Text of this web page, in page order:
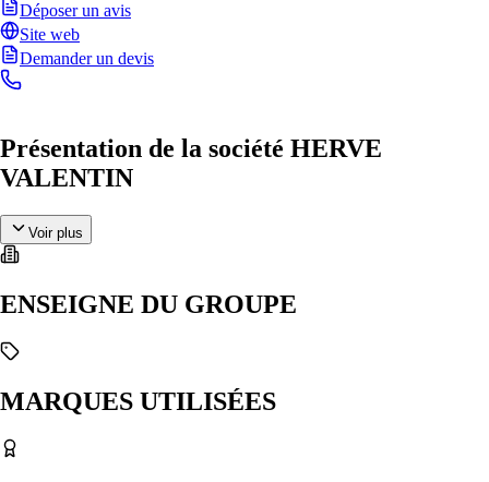
Déposer un avis
Site web
Demander un devis
Présentation de la société HERVE
VALENTIN
Voir plus
ENSEIGNE DU GROUPE
MARQUES UTILISÉES